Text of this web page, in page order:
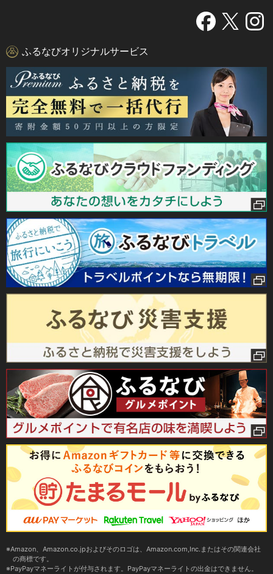
ふるなびオリジナルサービス
Amazon、Amazon.co.jpおよびそのロゴは、Amazon.com,Inc.またはその関連会社
の商標です。
PayPayマネーライトが付与されます。PayPayマネーライトの出金はできません。